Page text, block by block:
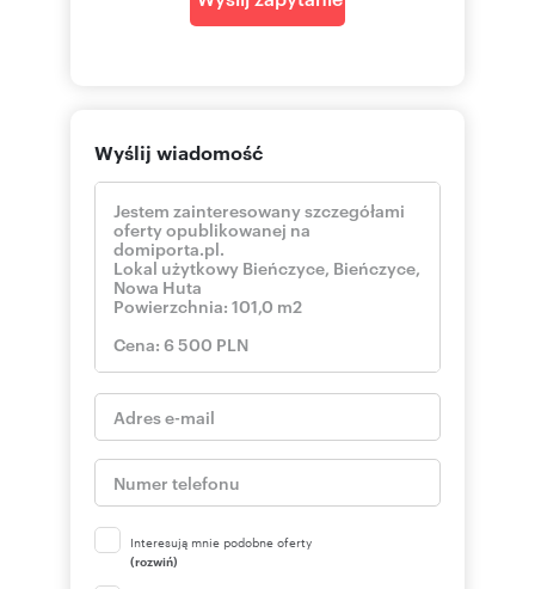
skontaktuj się
Sadurski (licencja nr: 803)
--------------------------
::GRATIS | Nasza prowizja zawiera: koszt
przedwstępnej notarialnej umowy sprzedaży
nieruchomości z rynku wtórnego.
Więcej informacji na sadurscy.pl/zwrot-zadatku/
Numer oferty: BS3-LW-315135
Nr licencji zawodowej: 18351
Wyślij wiadomość
Interesują mnie podobne oferty
(rozwiń)